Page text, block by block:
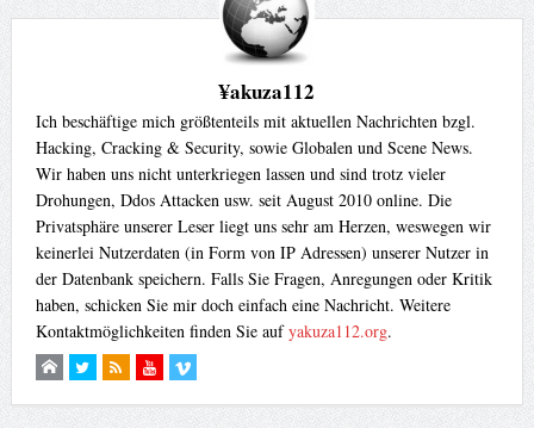
¥akuza112
Ich beschäftige mich größtenteils mit aktuellen Nachrichten bzgl.
Hacking, Cracking & Security, sowie Globalen und Scene News.
Wir haben uns nicht unterkriegen lassen und sind trotz vieler
Drohungen, Ddos Attacken usw. seit August 2010 online. Die
Privatsphäre unserer Leser liegt uns sehr am Herzen, weswegen wir
keinerlei Nutzerdaten (in Form von IP Adressen) unserer Nutzer in
der Datenbank speichern. Falls Sie Fragen, Anregungen oder Kritik
haben, schicken Sie mir doch einfach eine Nachricht. Weitere
Kontaktmöglichkeiten finden Sie aufyakuza112.org.